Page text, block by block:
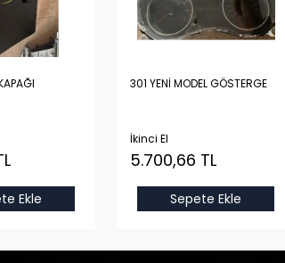
Ekle
301 YENİ MODEL GÖSTERGE
İkinci El
5.700,66 TL
Sepete Ekle